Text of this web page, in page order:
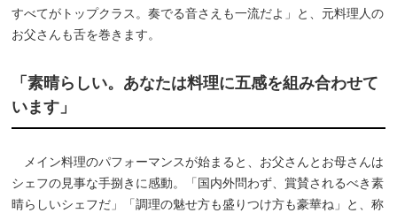
すべてがトップクラス。奏でる音さえも一流だよ」と、元料理人の
お父さんも舌を巻きます。
「素晴らしい。あなたは料理に五感を組み合わせて
います」
メイン料理のパフォーマンスが始まると、お父さんとお母さんは
シェフの見事な手捌きに感動。「国内外問わず、賞賛されるべき素
晴らしいシェフだ」「調理の魅せ方も盛りつけ方も豪華ね」と、称